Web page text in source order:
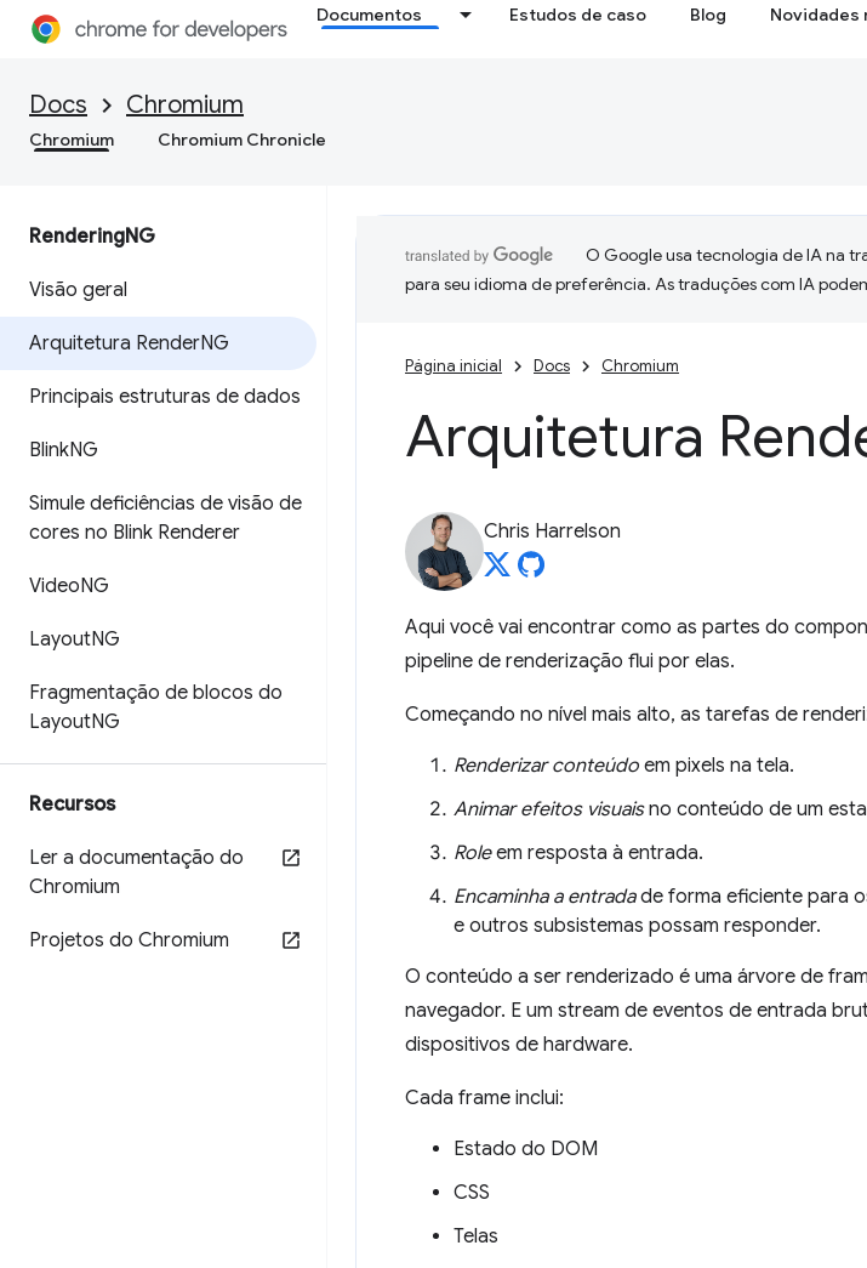
Documentos Estudos de caso Blog Novidades
Docs Chromium
Chromium Chromium Chronicle
RenderingNG
Visão geral
Arquitetura RenderNG
Principais estruturas de dados
BlinkNG
Simule deficiências de visão de
cores no Blink Renderer
VideoNG
LayoutNG
Fragmentação de blocos do
LayoutNG
Recursos
Ler a documentação do
Chromium
Projetos do Chromium
O Google usa tecnologia de IA na
para seu idioma de preferência. As traduções com IA
Página inicial Docs Chromium
Arquitetura
Chris Harrelson
Aqui você vai encontrar como as partes do
pipeline de renderização flui por elas.
Começando no nível mais alto, as tarefas de
Renderizar conteúdo em pixels na tela.
Animar efeitos visuaisno conteúdo de um
Roleem resposta à entrada.
Encaminha a entradade forma eficiente para
e outros subsistemas possam responder.
O conteúdo a ser renderizado é uma árvore de
navegador. E um stream de eventos de entrada
dispositivos de hardware.
Cada frame inclui:
Estado do DOM
CSS
Telas